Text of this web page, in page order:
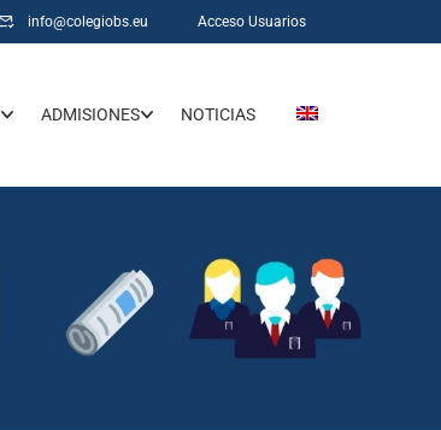
info@colegiobs.eu Acceso Usuarios
ADMISIONES NOTICIAS